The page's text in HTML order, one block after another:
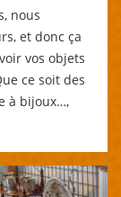
nous
et donc ça
vos objets
ce soit des
à bijoux…,